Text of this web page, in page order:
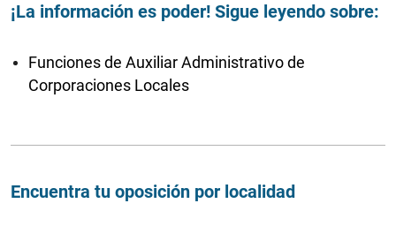
¡La información es poder! Sigue leyendo sobre:
Funciones de Auxiliar Administrativo de
Corporaciones Locales
Encuentra tu oposición por localidad